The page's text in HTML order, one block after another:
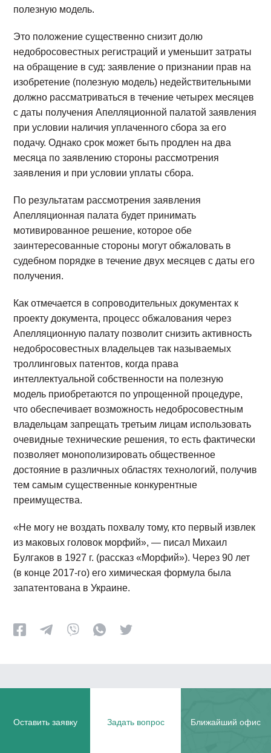
полезную модель.
Это положение существенно снизит долю
недобросовестных регистраций и уменьшит затраты
на обращение в суд: заявление о признании прав на
изобретение (полезную модель) недействительными
должно рассматриваться в течение четырех месяцев
с даты получения Апелляционной палатой заявления
при условии наличия уплаченного сбора за его
подачу. Однако срок может быть продлен на два
месяца по заявлению стороны рассмотрения
заявления и при условии уплаты сбора.
По результатам рассмотрения заявления
Апелляционная палата будет принимать
мотивированное решение, которое обе
заинтересованные стороны могут обжаловать в
судебном порядке в течение двух месяцев с даты его
получения.
Как отмечается в сопроводительных документах к
проекту документа, процесс обжалования через
Апелляционную палату позволит снизить активность
недобросовестных владельцев так называемых
троллинговых патентов, когда права
интеллектуальной собственности на полезную
модель приобретаются по упрощенной процедуре,
что обеспечивает возможность недобросовестным
владельцам запрещать третьим лицам использовать
очевидные технические решения, то есть фактически
позволяет монополизировать общественное
достояние в различных областях технологий, получив
тем самым существенные конкурентные
преимущества.
«Не могу не воздать похвалу тому, кто первый извлек
из маковых головок морфий», — писал Михаил
Булгаков в 1927 г. (рассказ «Морфий»). Через 90 лет
(в конце 2017-го) его химическая формула была
запатентована в Украине.
Оставить заявку Задать вопрос Ближайший офис